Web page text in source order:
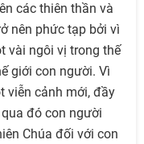
các thiên thần và
nên phức tạp bởi vì
vài ngôi vị trong thế
giới con người. Vì
viễn cảnh mới, đầy
đó con người
Chúa đối với con